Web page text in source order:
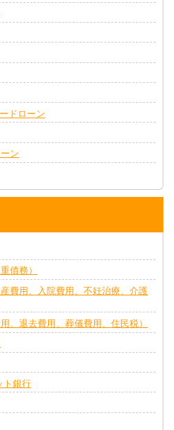
ドローン
ン
債務）
費用、入院費用、不妊治療、介護
、退去費用、葬儀費用、住民税）
ト銀行